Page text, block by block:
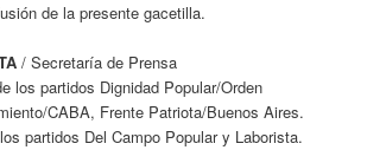
de la presente gacetilla.
/ Secretaría de Prensa
los partidos Dignidad Popular/Orden
CABA, Frente Patriota/Buenos Aires.
partidos Del Campo Popular y Laborista.